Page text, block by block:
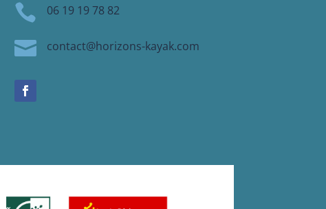
 06 19 19 78 82
 contact@horizons-kayak.com